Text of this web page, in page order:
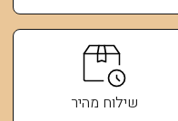
שילוח מהיר